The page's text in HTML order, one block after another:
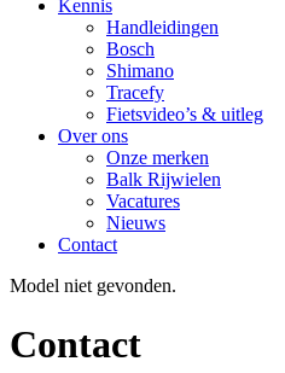
Kennis
Handleidingen
Bosch
Shimano
Tracefy
Fietsvideo’s & uitleg
Over ons
Onze merken
Balk Rijwielen
Vacatures
Nieuws
Contact
Model niet gevonden.
Contact